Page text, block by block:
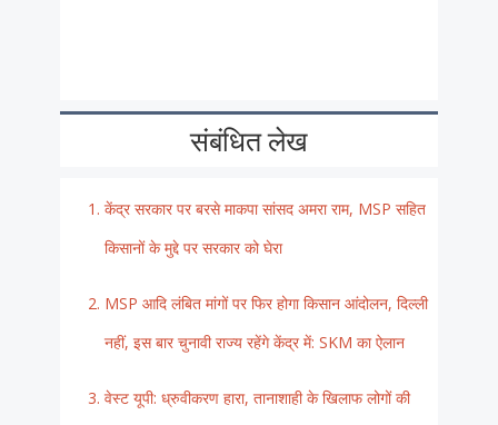
संबंधित लेख
केंद्र सरकार पर बरसे माकपा सांसद अमरा राम, MSP सहित
किसानों के मुद्दे पर सरकार को घेरा
MSP आदि लंबित मांगों पर फिर होगा किसान आंदोलन, दिल्ली
नहीं, इस बार चुनावी राज्य रहेंगे केंद्र में: SKM का ऐलान
वेस्ट यूपी: ध्रुवीकरण हारा, तानाशाही के खिलाफ लोगों की